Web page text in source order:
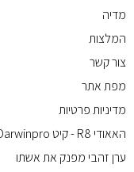
מדיה
המלצות
צור קשר
מפת אתר
מדיניות פרטיות
האאודי R8 - קיט Darwinpro
ערן זהבי מפנק את אשתו